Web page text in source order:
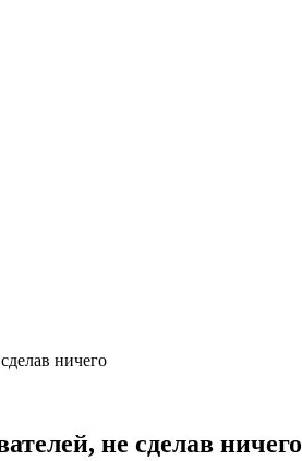
ничего
не сделав ничего